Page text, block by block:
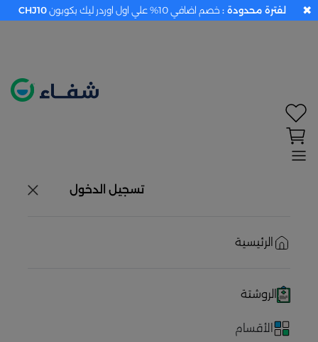
تسجيل الدخول
الرئيسية
الروشتة
الأقسام
لفترة محدودة : خصم اضافي 10% علي اول اوردر ليك بكوبون CHJ10 ✖